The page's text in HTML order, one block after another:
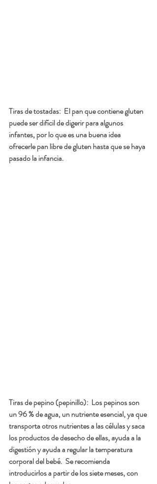
Tiras de tostadas:
  El pan que contiene gluten
puede ser difícil de digerir para algunos
infantes, por lo que es una buena idea
ofrecerle pan libre de gluten hasta que se haya
pasado la infancia.
Tiras de pepino (pepinillo): Los pepinos son
un 96 % de agua, un nutriente esencial, ya que
transporta otros nutrientes a las células y saca
los productos de desecho de ellas, ayuda a la
digestión y ayuda a regular la temperatura
corporal del bebé.  Se recomienda
introducirlos a partir de los siete meses, con